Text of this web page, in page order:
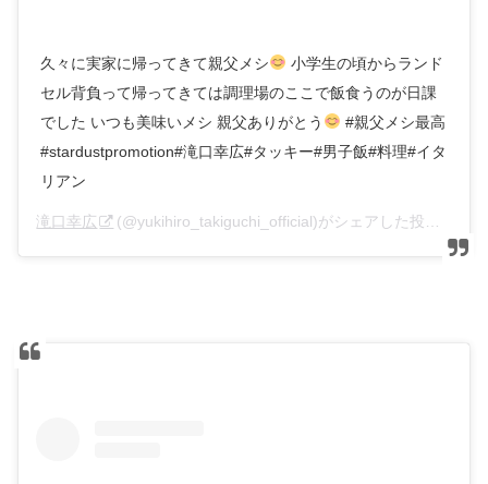
久々に実家に帰ってきて親父メシ
小学生の頃からランド
セル背負って帰ってきては調理場のここで飯食うのが日課
でした いつも美味いメシ 親父ありがとう
#親父メシ最高
#stardustpromotion#滝口幸広#タッキー#男子飯#料理#イタ
リアン
滝口幸広 (@yukihiro_takiguchi_official)がシェアした投稿 –